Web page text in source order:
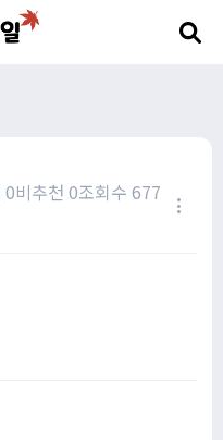
0비추천 0조회수 677